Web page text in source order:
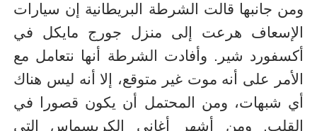
ومن جانبها قالت الشرطة البريطانية إن سيارات
الإسعاف هرعت إلى منزل جورج مايكل في
أكسفورد شير. وأفادت الشرطة أنها نتعامل مع
الأمر على أنه موت غير متوقع، إلا أنه ليس هناك
أي شبهات، ومن المحتمل أن يكون قصورا في
القلب. ومن أشهر أغانى الكريسماس التي